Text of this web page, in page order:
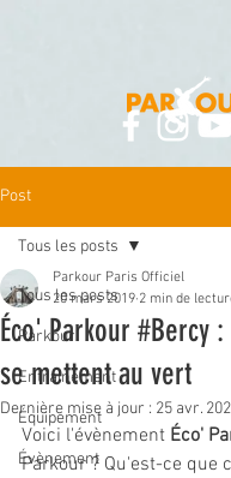
Post
Tous les posts
Parkour
Entrainement
Équipement
Évènement
Tous les posts
Éco' Parkour #Bercy
se mettent au vert
Parkour Paris Officiel
20 mars 2019 2 min de
Dernière mise à jour : 25 avr.
Voici l'évènement Éco'
Parkour ? Qu'est-ce que